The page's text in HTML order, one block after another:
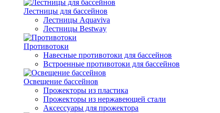
Лестницы для бассейнов
Лестницы Aquaviva
Лестницы Bestway
Противотоки
Навесные противотоки для бассейнов
Встроенные противотоки для бассейнов
Освещение бассейнов
Прожекторы из пластика
Прожекторы из нержавеющей стали
Аксессуары для прожектора